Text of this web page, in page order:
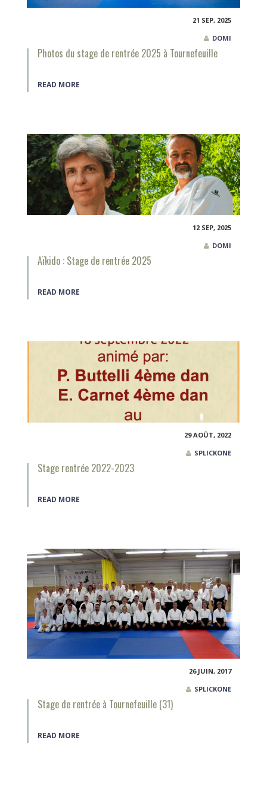
21 SEP, 2025
DOMI
Photos du stage de rentrée 2025 à Tournefeuille
READ MORE
12 SEP, 2025
DOMI
Aïkido : Stage de rentrée 2025
READ MORE
29 AOÛT, 2022
SPLICKONE
Stage rentrée 2022-2023
READ MORE
26 JUIN, 2017
SPLICKONE
Stage de rentrée à Tournefeuille (31)
READ MORE